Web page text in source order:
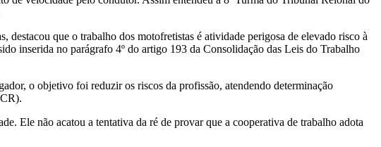
que o trabalho dos motofretistas é atividade perigosa de elevado risco à
inserida no parágrafo 4º do artigo 193 da Consolidação das Leis do Trabalho
o objetivo foi reduzir os riscos da profissão, atendendo determinação
Ele não acatou a tentativa da ré de provar que a cooperativa de trabalho adota